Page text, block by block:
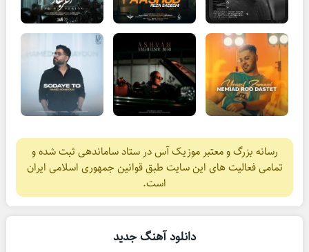
رسانه بزرگ و معتبر موزیک آس در ستاد ساماندهی ثبت شده و
تمامی فعالیت های این سایت طبق قوانین جمهوری اسلامی ایران
است.
دانلود آهنگ جدید